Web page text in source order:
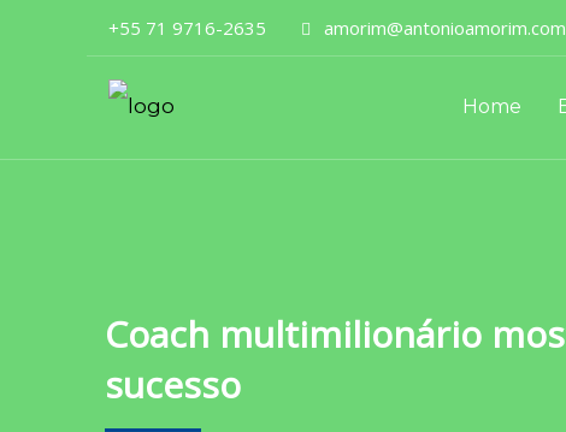
+55 71 9716-2635
Home
Coach multimilionário
sucesso